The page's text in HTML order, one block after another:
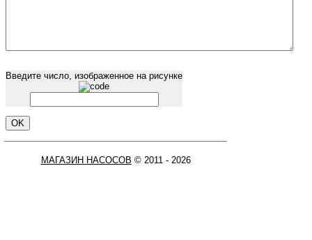
Введите число, изображенное на рисунке
МАГАЗИН НАСОСОВ © 2011 - 2026